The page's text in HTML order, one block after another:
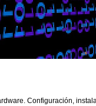
Configuración,